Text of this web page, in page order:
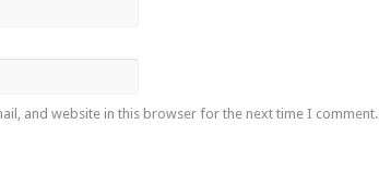
and website in this browser for the next time I comment.